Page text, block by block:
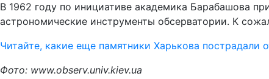
В 1962 году по инициативе академика Барабашова
астрономические инструменты обсерватории. К
Читайте, какие еще памятники Харькова
Фото: www.observ.univ.kiev.ua